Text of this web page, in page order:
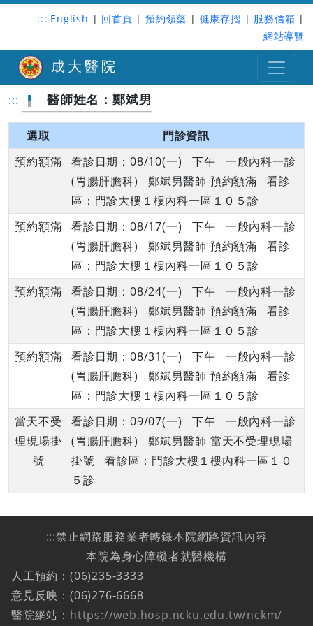
::: English | 回首頁 | 預約領藥 | 健康存摺 | 服務信箱 |
網站導覽
成大醫院
::: 醫師姓名：鄭斌男
選取
門診資訊
預約額滿
看診日期：08/10(一) 下午 一般內科一診
(胃腸肝膽科) 鄭斌男醫師 預約額滿 看診
區：門診大樓１樓內科一區１０５診
預約額滿
看診日期：08/17(一) 下午 一般內科一診
(胃腸肝膽科) 鄭斌男醫師 預約額滿 看診
區：門診大樓１樓內科一區１０５診
預約額滿
看診日期：08/24(一) 下午 一般內科一診
(胃腸肝膽科) 鄭斌男醫師 預約額滿 看診
區：門診大樓１樓內科一區１０５診
預約額滿
看診日期：08/31(一) 下午 一般內科一診
(胃腸肝膽科) 鄭斌男醫師 預約額滿 看診
區：門診大樓１樓內科一區１０５診
當天不受
理現場掛
號
看診日期：09/07(一) 下午 一般內科一診
(胃腸肝膽科) 鄭斌男醫師 當天不受理現場
掛號 看診區：門診大樓１樓內科一區１０
５診
:::禁止網路服務業者轉錄本院網路資訊內容
本院為身心障礙者就醫機構
人工預約：(06)235-3333
意見反映：(06)276-6668
醫院網站： https://web.hosp.ncku.edu.tw/nckm/